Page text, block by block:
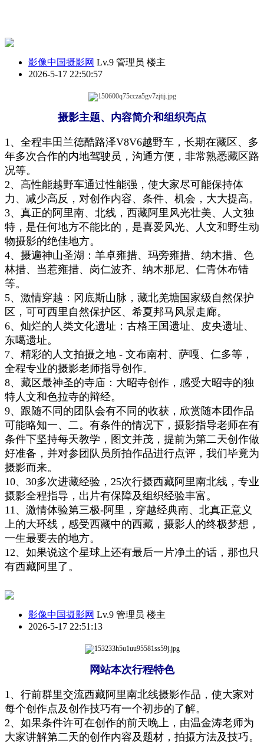
影像中国摄影网 Lv.9 管理员 楼主
2026-5-17 22:50:57
摄影主题、内容简介和组织亮点
1、 全程丰田兰德酷路泽V8V6越野车，长期在藏区、多
年多次合作的内地驾驶员， 沟通方便，非常熟悉藏区路
况等。
2、 高性能越野车通过性能强，使大家尽可能保持体
力、减少高反，对创作内容、条件、机会，大大提高。
3、真正的阿里南、北线，西藏阿里风光壮美、人文独
特，是任何地方不能比的，是喜爱风光、人文和野生动
物摄影的绝佳地方。
4、摄遍神山圣湖：羊卓雍措、玛旁雍措、纳木措、色
林措、当惹雍措、岗仁波齐、纳木那尼、仁青休布错
等。
5、激情穿越：冈底斯山脉，藏北羌塘国家级自然保护
区，可可西里自然保护区、希夏邦马风景走廊。
6、灿烂的人类文化遗址：古格王国遗址、皮央遗址、
东噶遗址。
7、精彩的人文拍摄之地 - 文布南村、萨嘎、仁多等，
全程专业的摄影老师指导创作。
8、藏区最神圣的寺庙：大昭寺创作，感受大昭寺的独
特人文和色拉寺的辩经。
9、跟随不同的团队会有不同的收获，欣赏随本团作品
可能略知一、二。有条件的情况下，摄影指导老师在有
条件下坚持每天教学，图文并茂，提前为第二天创作做
好准备，并对参团队员所拍作品进行点评，我们毕竟为
摄影而来。
10、30多次进藏经验，25次行摄西藏阿里南北线 ， 专业
摄影全程指导，出片有保障及组织经验丰富。
11、激情体验第三极-阿里，穿越经典南、北真正意义
上的大环线，感受西藏中的西藏，摄影人的终极梦想，
一生最要去的地方。
12、如果说这个星球上还有最后一片净土的话，那也只
有西藏阿里了。
影像中国摄影网 Lv.9 管理员 楼主
2026-5-17 22:51:13
网站本次行程特色
1、 行前群里交流西藏阿里南北线摄影作品，使大家对
每个创作点及创作技巧有一个初步的了解。
2、如果条件许可在创作的前天晚上，由温金涛老师为
大家讲解第二天的创作内容及题材，拍摄方法及技巧。